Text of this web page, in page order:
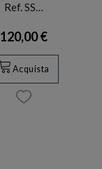
Ref. SS…
120,00 €
Acquista